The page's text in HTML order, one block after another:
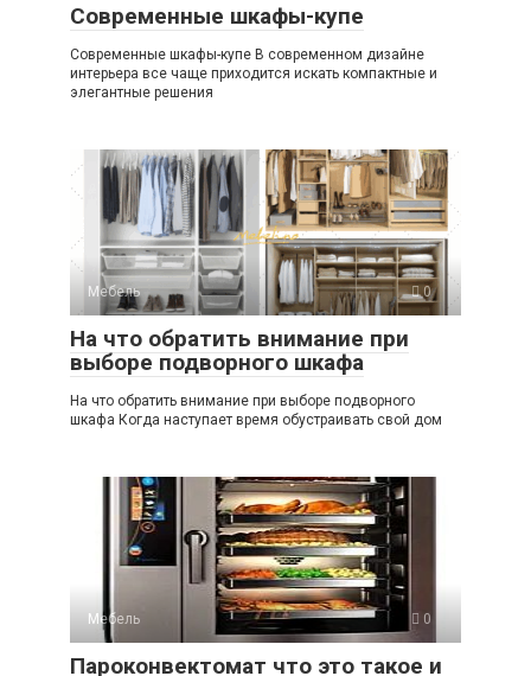
Современные шкафы-купе
Современные шкафы-купе В современном дизайне
интерьера все чаще приходится искать компактные и
элегантные решения
Мебель 0
На что обратить внимание при
выборе подворного шкафа
На что обратить внимание при выборе подворного
шкафа Когда наступает время обустраивать свой дом
Мебель 0
Пароконвектомат что это такое и